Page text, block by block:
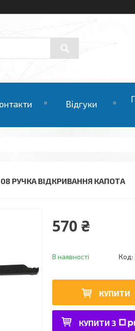
Відгуки
08 РУЧКА ВІДКРИВАННЯ КАПОТА
570 ₴
В наявності Код:
КУПИТИ
КУПИТИ З